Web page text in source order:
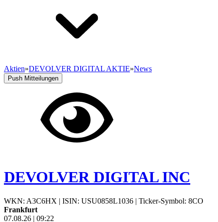
Aktien»DEVOLVER DIGITAL AKTIE»News
Push Mitteilungen
DEVOLVER DIGITAL INC
WKN: A3C6HX | ISIN: USU0858L1036 | Ticker-Symbol: 8CO
Frankfurt
07.08.26 | 09:22